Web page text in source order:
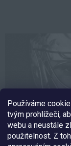
Používáme
tvým prohlížeči,
webu a neustále
použitelnost. Z